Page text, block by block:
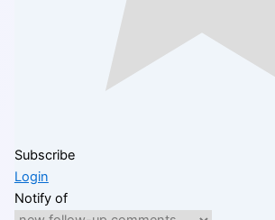
Subscribe
Login
Notify of